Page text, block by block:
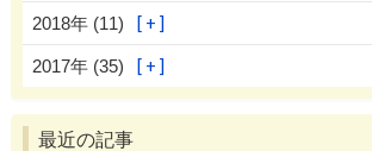
2018年 (11)
2017年 (35)
最近の記事